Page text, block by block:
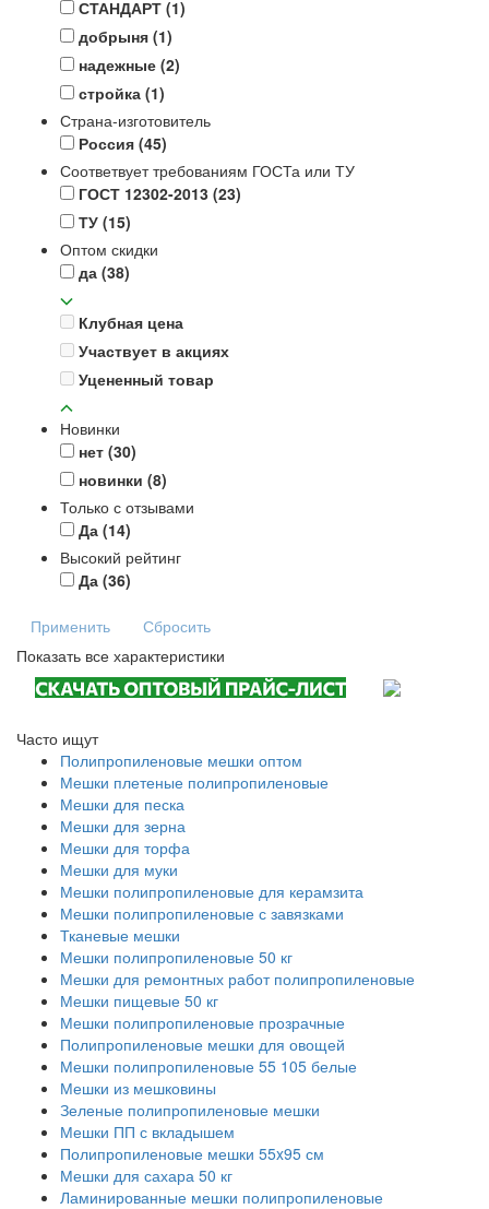
СТАНДАРТ (1)
добрыня (1)
надежные (2)
стройка (1)
Страна-изготовитель
Россия (45)
Соответвует требованиям ГОСТа или ТУ
ГОСТ 12302-2013 (23)
ТУ (15)
Оптом скидки
да (38)
Клубная цена
Участвует в акциях
Уцененный товар
Новинки
нет (30)
новинки (8)
Только с отзывами
Да (14)
Высокий рейтинг
Да (36)
Применить
Сбросить
Показать все характеристики
Часто ищут
Полипропиленовые мешки оптом
Мешки плетеные полипропиленовые
Мешки для песка
Мешки для зерна
Мешки для торфа
Мешки для муки
Мешки полипропиленовые для керамзита
Мешки полипропиленовые с завязками
Тканевые мешки
Мешки полипропиленовые 50 кг
Мешки для ремонтных работ полипропиленовые
Мешки пищевые 50 кг
Мешки полипропиленовые прозрачные
Полипропиленовые мешки для овощей
Мешки полипропиленовые 55 105 белые
Мешки из мешковины
Зеленые полипропиленовые мешки
Мешки ПП с вкладышем
Полипропиленовые мешки 55x95 см
Мешки для сахара 50 кг
Ламинированные мешки полипропиленовые